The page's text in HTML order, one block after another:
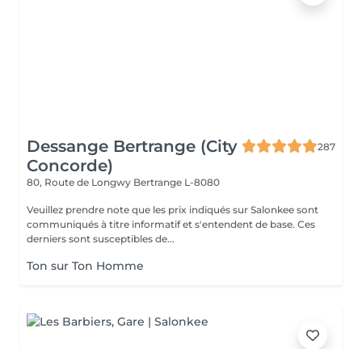
Dessange Bertrange (City
Concorde)
287
80, Route de Longwy Bertrange L-8080
Veuillez prendre note que les prix indiqués sur Salonkee sont
communiqués à titre informatif et s'entendent de base. Ces
derniers sont susceptibles de...
Ton sur Ton Homme